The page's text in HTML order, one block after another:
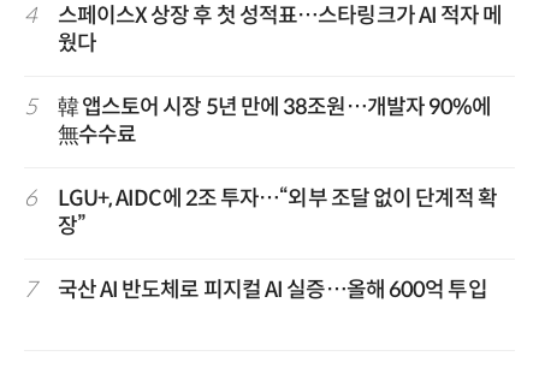
4
스페이스X 상장 후 첫 성적표…스타링크가 AI 적자 메
웠다
5
韓 앱스토어 시장 5년 만에 38조원…개발자 90%에
無수수료
6
LGU+, AIDC에 2조 투자…“외부 조달 없이 단계적 확
장”
7 국산 AI 반도체로 피지컬 AI 실증…올해 600억 투입